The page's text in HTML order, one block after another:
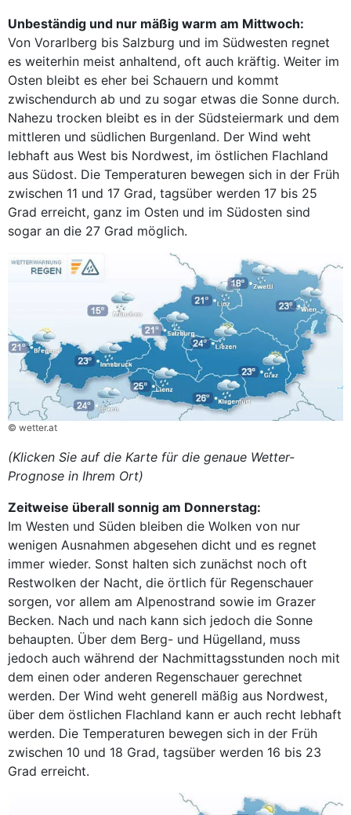
Unbeständig und nur mäßig warm am Mittwoch:
Von Vorarlberg bis Salzburg und im Südwesten regnet
es weiterhin meist anhaltend, oft auch kräftig. Weiter im
Osten bleibt es eher bei Schauern und kommt
zwischendurch ab und zu sogar etwas die Sonne durch.
Nahezu trocken bleibt es in der Südsteiermark und dem
mittleren und südlichen Burgenland. Der Wind weht
lebhaft aus West bis Nordwest, im östlichen Flachland
aus Südost. Die Temperaturen bewegen sich in der Früh
zwischen 11 und 17 Grad, tagsüber werden 17 bis 25
Grad erreicht, ganz im Osten und im Südosten sind
sogar an die 27 Grad möglich.
© wetter.at
(Klicken Sie auf die Karte für die genaue Wetter-
Prognose in Ihrem Ort)
Zeitweise überall sonnig am Donnerstag:
Im Westen und Süden bleiben die Wolken von nur
wenigen Ausnahmen abgesehen dicht und es regnet
immer wieder. Sonst halten sich zunächst noch oft
Restwolken der Nacht, die örtlich für Regenschauer
sorgen, vor allem am Alpenostrand sowie im Grazer
Becken. Nach und nach kann sich jedoch die Sonne
behaupten. Über dem Berg- und Hügelland, muss
jedoch auch während der Nachmittagsstunden noch mit
dem einen oder anderen Regenschauer gerechnet
werden. Der Wind weht generell mäßig aus Nordwest,
über dem östlichen Flachland kann er auch recht lebhaft
werden. Die Temperaturen bewegen sich in der Früh
zwischen 10 und 18 Grad, tagsüber werden 16 bis 23
Grad erreicht.